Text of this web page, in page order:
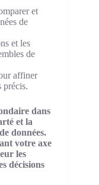
et
de
et les
de
affiner
précis.
dans
et la
données.
votre axe
les
décisions